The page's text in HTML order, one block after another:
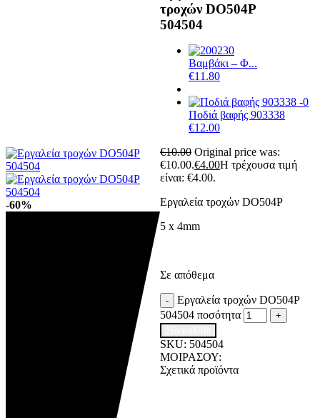
-60%
τροχών DO504P
504504
Βαμβάκι – Φ...
€11.80
Ποδιά βαφής 903338
€12.00
€10.00 Original price was:
€10.00.€4.00Η τρέχουσα τιμή
είναι: €4.00.
Εργαλεία τροχών DO504P
5 x 4mm
Σε απόθεμα
-
Εργαλεία τροχών DO504P
504504 ποσότητα
+
SKU: 504504
ΜΟΙΡΑΣΟΥ:
Σχετικά προϊόντα